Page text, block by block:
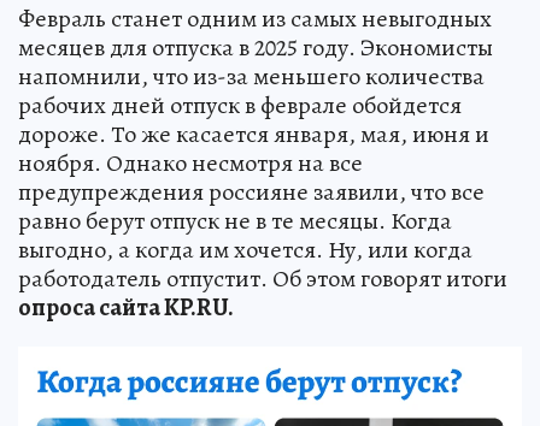
Февраль станет одним из самых невыгодных
месяцев для отпуска в 2025 году. Экономисты
напомнили, что из-за меньшего количества
рабочих дней отпуск в феврале обойдется
дороже. То же касается января, мая, июня и
ноября. Однако несмотря на все
предупреждения россияне заявили, что все
равно берут отпуск не в те месяцы. Когда
выгодно, а когда им хочется. Ну, или когда
работодатель отпустит. Об этом говорят итоги
опроса сайта KP.RU.